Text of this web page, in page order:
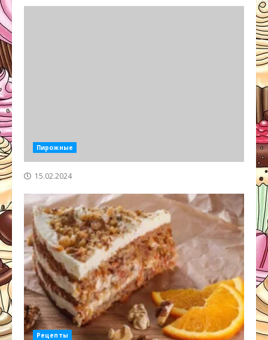
Пирожные
15.02.2024
Рецепты